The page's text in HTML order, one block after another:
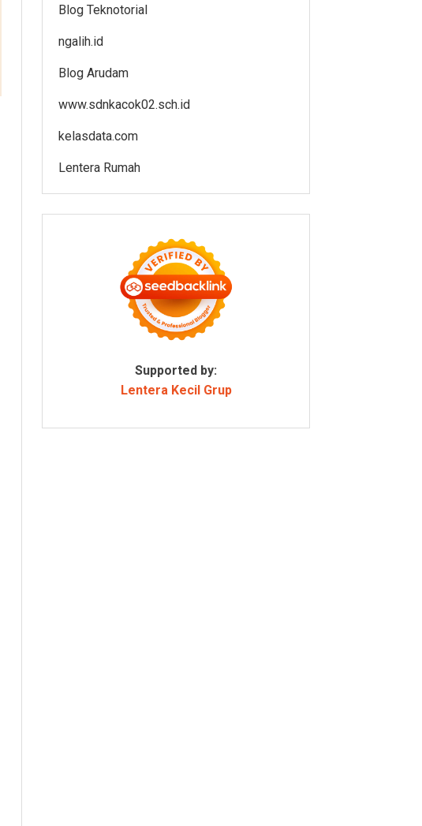
Blog Teknotorial
ngalih.id
Blog Arudam
www.sdnkacok02.sch.id
kelasdata.com
Lentera Rumah
Supported by:
Lentera Kecil Grup